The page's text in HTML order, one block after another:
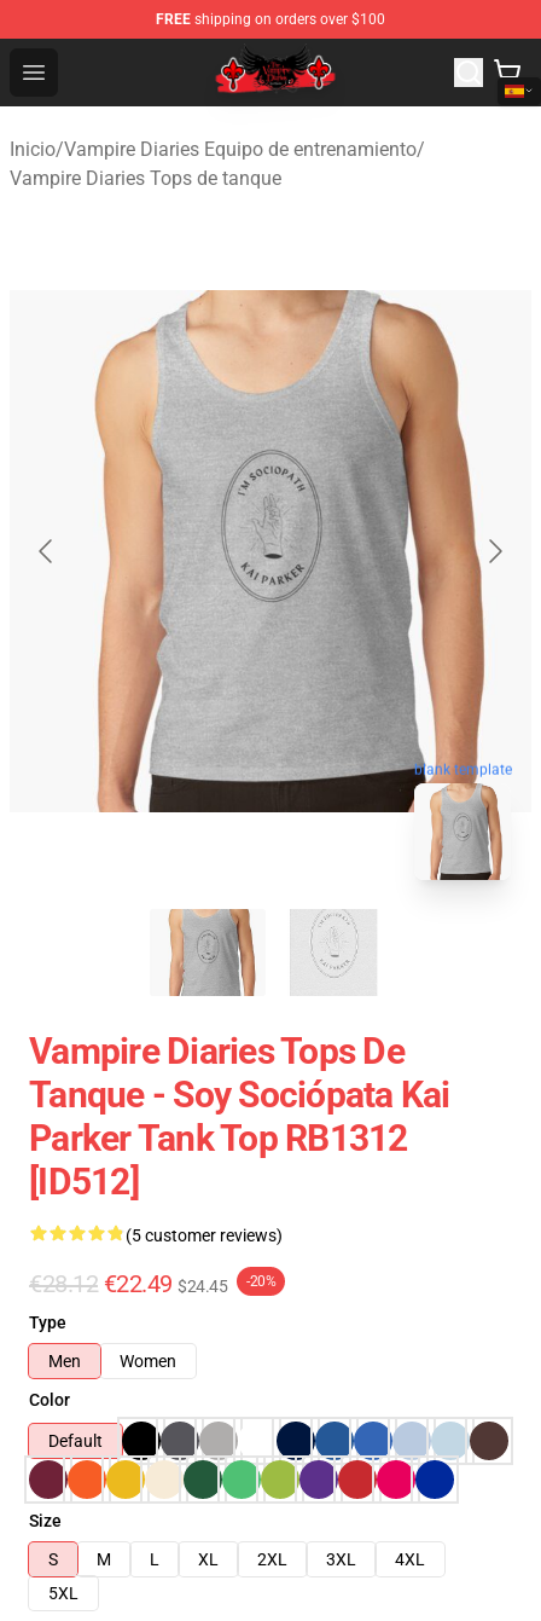
FREE shipping on orders over $100
Open menu
The Vampire Diaries Shop - Official The Vampire
Inicio/Vampire Diaries Equipo de entrenamiento/
Vampire Diaries Tops de tanque
blank template
Vampire Diaries Tops De
Tanque - Soy Sociópata Kai
Parker Tank Top RB1312
[ID512]
(5 customer reviews)
€28.12 €22.49 $24.45 -20%
Type
Men
Women
Color
Default
Size
S
M L XL 2XL 3XL
4XL
5XL